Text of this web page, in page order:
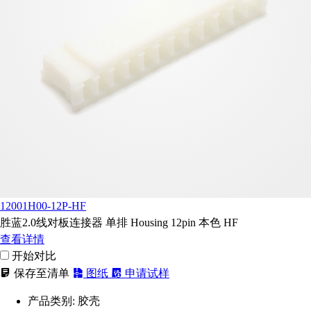
12001H00-12P-HF
胜蓝2.0线对板连接器 单排 Housing 12pin 本色 HF
查看详情
开始对比
保存至清单
图纸 申请试样
产品类别: 胶壳